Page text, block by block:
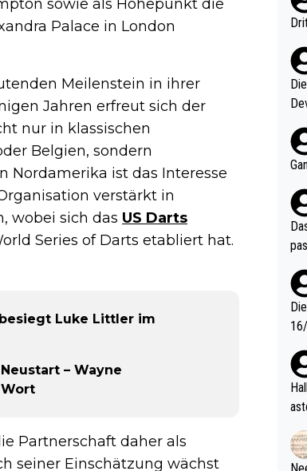
sowie als Höhepunkt die
Palace in London
Meilenstein in ihrer
Jahren erfreut sich der
nur in klassischen
Belgien, sondern
Nordamerika ist das Interesse
verstärkt in
wobei sich das US Darts
Series of Darts etabliert hat.
Luke Littler im
– Wayne
Partnerschaft daher als
seiner Einschätzung wächst
e mal
och krasser
16/8? Die Jugendspiele
l. Allerdings ist Mitchell Lawrie als Nummer 1 der Welt eh quali
eisters
d
Hallo, warum gibt es keinen